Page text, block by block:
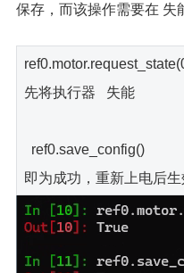
保存，而该操作需要在 失
先将执行器 失能
ref0.save_config() //
即为成功，重新上电后生